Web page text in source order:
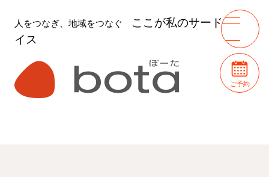
人をつなぎ、地域をつなぐ
ここが私のサードプレ
イス
ご予約